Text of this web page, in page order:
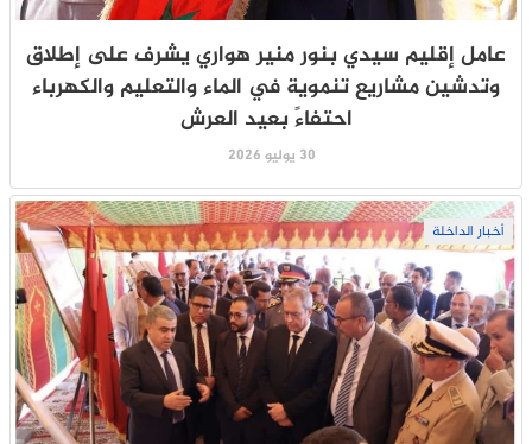
عامل إقليم سيدي بنور منير هواري يشرف على إطلاق
وتدشين مشاريع تنموية في الماء والتعليم والكهرباء
احتفاءً بعيد العرش
30 يوليو 2026
أخبار الداخلة